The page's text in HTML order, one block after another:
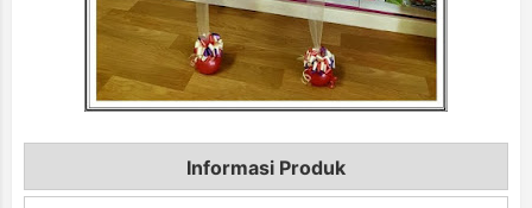
Informasi Produk